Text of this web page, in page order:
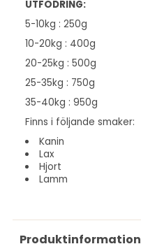
UTFODRING:
5-10kg : 250g
10-20kg : 400g
20-25kg : 500g
25-35kg : 750g
35-40kg : 950g
Finns i följande smaker:
Kanin
Lax
Hjort
Lamm
Produktinformation